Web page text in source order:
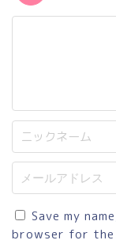
Save my
browser for the